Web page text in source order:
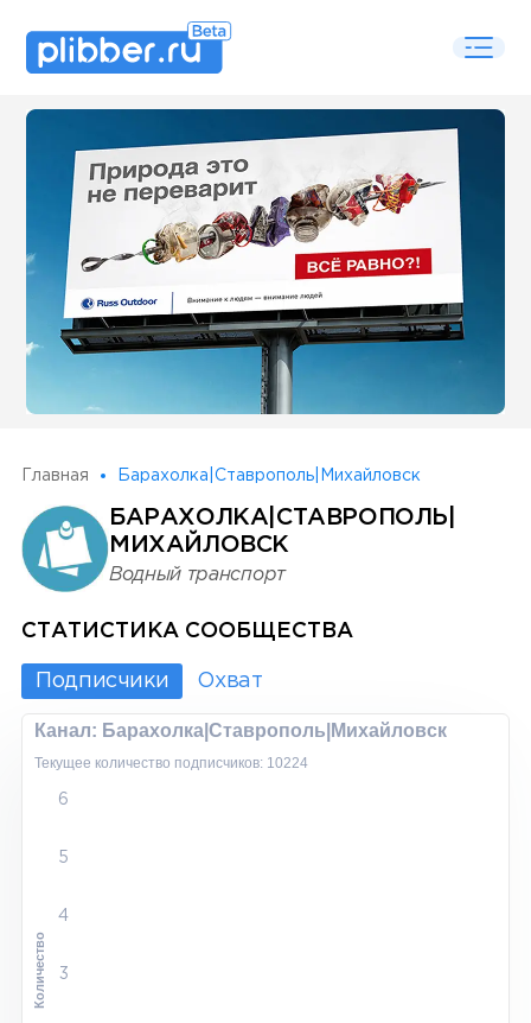
Some SEO Title
Главная Барахолка|Ставрополь|Михайловск
БАРАХОЛКА|СТАВРОПОЛЬ|
МИХАЙЛОВСК
Водный транспорт
СТАТИСТИКА СООБЩЕСТВА
Подписчики Охват
Канал: Барахолка|Ставрополь|Михайловск
Текущее количество подписчиков: 10224
6
5
4
3
Количество